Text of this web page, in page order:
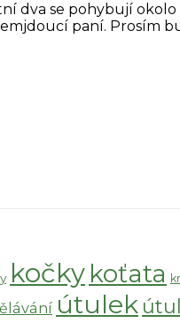
dva se pohybují
paní. Prosím
kočky koťata
útulek